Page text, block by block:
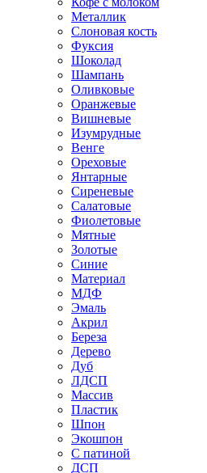
Металлик
Слоновая кость
Фуксия
Шоколад
Шампань
Оливковые
Оранжевые
Вишневые
Изумрудные
Венге
Ореховые
Янтарные
Сиреневые
Салатовые
Фиолетовые
Мятные
Золотые
Синие
Материал
МДФ
Эмаль
Акрил
Береза
Дерево
Дуб
ЛДСП
Массив
Пластик
Шпон
Экошпон
С патиной
ДСП